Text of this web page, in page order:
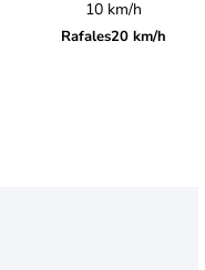
10 km/h
Rafales20 km/h